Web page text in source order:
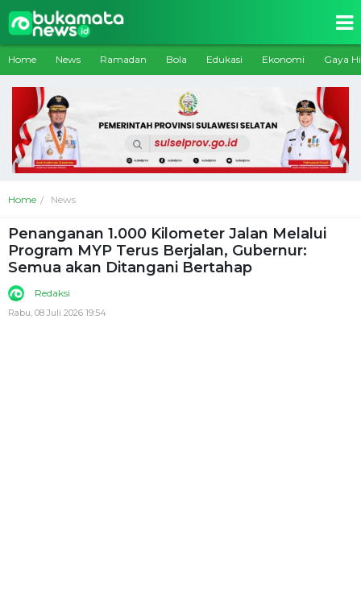
Home News Ramadan Bola Edukasi Ekonomi Gaya
Home News
Penanganan 1.000 Kilometer Jalan Melalui
Program MYP Terus Berjalan, Gubernur:
Semua akan Ditangani Bertahap
Redaksi
Rabu, 08 Juli 2026 19:54